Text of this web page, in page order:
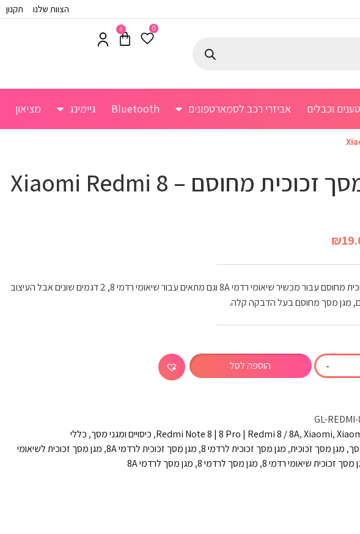
הצוות שלנו תקנון
0
0
וכבלים אביזרי רכב לסמארטפונים Bluetooth גיימינג מציאון
מגן מסך זכוכית מחוסם Xiaomi Redmi 8 –
₪
מגן מסך זכוכית מחוסם עבור מכשיר שיאומי רדמי 8A וגם מתאים עבור שיאומי רדמי 8, 2 דגמים שונים אבל העיצוב
מגן מסך מחוסם בעל הדבקה קלה.
- הוספה לסל
GL-
Redmi Note 8 | 8 Pro | Redmi 8 / 8A,Xiaomi,
, כיסויים ומגני מסך, כללי
, מגן מסך זכוכית, מגן מסך זכוכית לרדמי 8 , מגן מסך זכוכית לרדמי 8A , מגן מסך זכוכית לשיאומי
מסך זכוכית שיאומי רדמי 8 , מגן מסך לרדמי 8 , מגן מסך לרדמי 8A